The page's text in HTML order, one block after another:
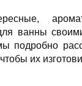
ванны
подробно
их